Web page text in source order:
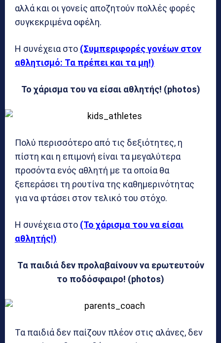
αλλά και οι γονείς αποζητούν πολλές φορές
συγκεκριμένα οφέλη.
Η συνέχεια στο (Συμπεριφορές γονέων στον
αθλητισμό: Τα πρέπει και τα μη!)
Το χάρισμα του να είσαι αθλητής! (photos)
Πολύ περισσότερο από τις δεξιότητες, η
πίστη και η επιμονή είναι τα μεγαλύτερα
προσόντα ενός αθλητή με τα οποία θα
ξεπεράσει τη ρουτίνα της καθημερινότητας
για να φτάσει στον τελικό του στόχο.
Η συνέχεια στο (Το χάρισμα του να είσαι
αθλητής!)
Τα παιδιά δεν προλαβαίνουν να ερωτευτούν
το ποδόσφαιρο! (photos)
Τα παιδιά δεν παίζουν πλέον στις αλάνες, δεν